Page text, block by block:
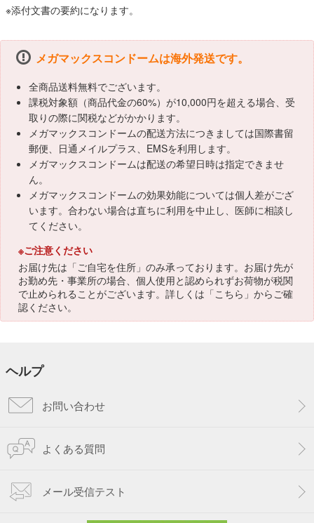
※添付文書の要約になります。
メガマックスコンドームは海外発送です。
全商品送料無料でございます。
課税対象額（商品代金の60%）が10,000円を超える場合、受
取りの際に関税などがかかります。
メガマックスコンドームの配送方法につきましては国際書留
郵便、日通メイルプラス、EMSを利用します。
メガマックスコンドームは配送の希望日時は指定できませ
ん。
メガマックスコンドームの効果効能については個人差がござ
います。合わない場合は直ちに利用を中止し、医師に相談し
てください。
※ご注意ください
お届け先は「ご自宅を住所」のみ承っております。お届け先が
お勤め先・事業所の場合、個人使用と認められずお荷物が税関
で止められることがございます。詳しくは「こちら 」からご確
認ください。
ヘルプ
お問い合わせ
よくある質問
メール受信テスト